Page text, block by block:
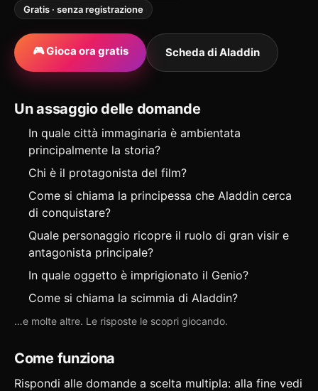
Gratis · senza registrazione
🎮 Gioca ora gratis Scheda di Aladdin
Un assaggio delle domande
In quale città immaginaria è ambientata
principalmente la storia?
Chi è il protagonista del film?
Come si chiama la principessa che Aladdin cerca
di conquistare?
Quale personaggio ricopre il ruolo di gran visir e
antagonista principale?
In quale oggetto è imprigionato il Genio?
Come si chiama la scimmia di Aladdin?
…e molte altre. Le risposte le scopri giocando.
Come funziona
Rispondi alle domande a scelta multipla: alla fine vedi